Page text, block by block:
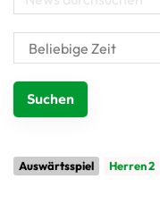
Auswärtsspiel Herren 2